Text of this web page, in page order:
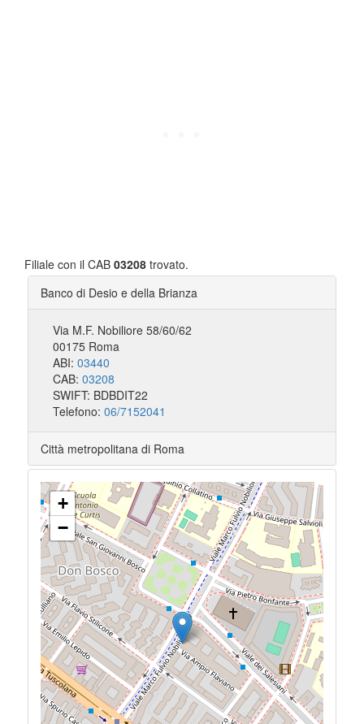
Filiale con il CAB 03208 trovato.
Banco di Desio e della Brianza
Via M.F. Nobiliore 58/60/62
00175 Roma
ABI: 03440
CAB: 03208
SWIFT: BDBDIT22
Telefono: 06/7152041
Città metropolitana di Roma
+
−